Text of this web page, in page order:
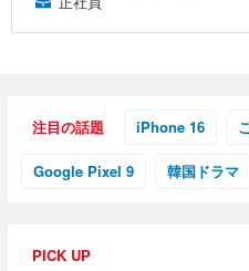
注目の話題 iPhone 16
Google Pixel 9 韓国ドラマ
PICK UP